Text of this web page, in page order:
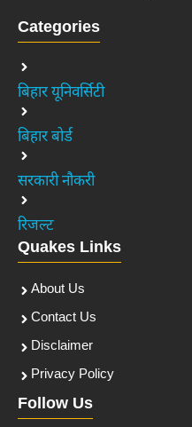
Categories
बिहार यूनिवर्सिटी
बिहार बोर्ड
सरकारी नौकरी
रिजल्ट
Quakes Links
About Us
Contact Us
Disclaimer
Privacy Policy
Follow Us